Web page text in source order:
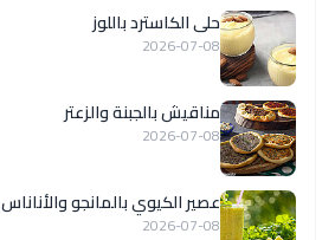
حلى الكاسترد باللوز
2026-07-08
مناقيش بالجبنة والزعتر
2026-07-08
عصير الكيوي بالمانجو والأناناس
2026-07-08